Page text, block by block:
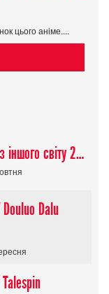
цього аніме....
Кулінарія на багатті з іншого світу 2 сезон/ Tondemo Skill de Isekai Hourou
Dalu